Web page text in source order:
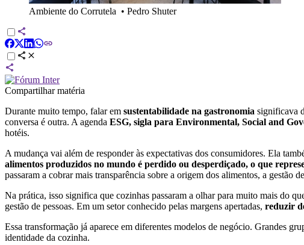
Ambiente do Corrutela • Pedro Shuter
Compartilhar matéria
Durante muito tempo, falar em sustentabilidade na gastronomia significava
conversa é outra. A agenda ESG, sigla para Environmental, Social and
hotéis.
A mudança vai além de responder às expectativas dos consumidores. Ela
alimentos produzidos no mundo é perdido ou desperdiçado, o que
passaram a cobrar mais transparência sobre a origem dos alimentos, a gestão
Na prática, isso significa que cozinhas passaram a olhar para muito mais do
gestão de pessoas. Em um setor conhecido pelas margens apertadas, reduzir
Essa transformação já aparece em diferentes modelos de negócio. Grandes
identidade da cozinha.